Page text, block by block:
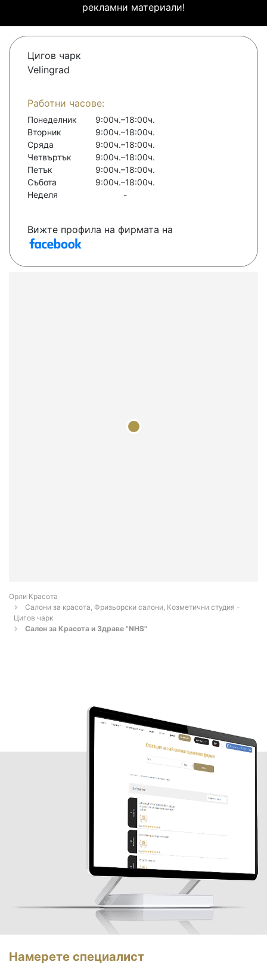
рекламни материали!
Цигов чарк
Velingrad
Работни часове:
Понеделник
9:00ч.–18:00ч.
Вторник
9:00ч.–18:00ч.
Сряда
9:00ч.–18:00ч.
Четвъртък
9:00ч.–18:00ч.
Петък
9:00ч.–18:00ч.
Събота
9:00ч.–18:00ч.
Неделя
-
Вижте профила на фирмата на
Орли Красота
Салони за красота, Фризьорски салони, Козметични студия -
Цигов чарк
Салон за Красота и Здраве "NHS"
Намерете специалист